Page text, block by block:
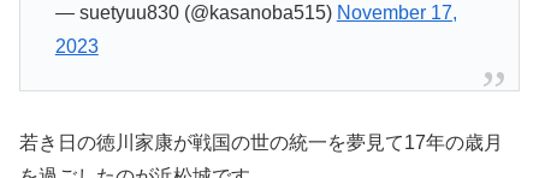
— suetyuu830 (@kasanoba515) November 17,
2023
若き日の徳川家康が戦国の世の統一を夢見て17年の歳月